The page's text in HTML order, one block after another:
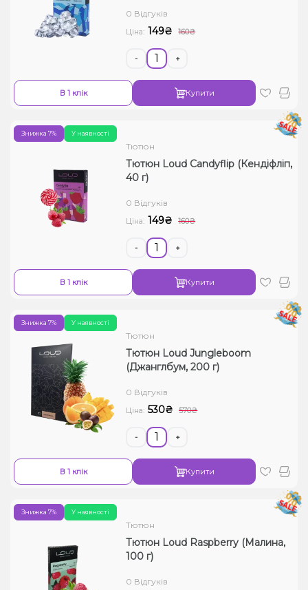
0 Відгуків
Ціна: 149₴ 160₴
- +
В 1 клік Купити
У наявності
Знижка 7%
Тютюн
Тютюн Loud Candyflip (Кендіфліп,
40 г)
0 Відгуків
Ціна: 149₴ 160₴
- +
В 1 клік Купити
У наявності
Знижка 7%
Тютюн
Тютюн Loud Jungleboom
(Джанглбум, 200 г)
0 Відгуків
Ціна: 530₴ 570₴
- +
В 1 клік Купити
У наявності
Знижка 7%
Тютюн
Тютюн Loud Raspberry (Малина,
100 г)
0 Відгуків